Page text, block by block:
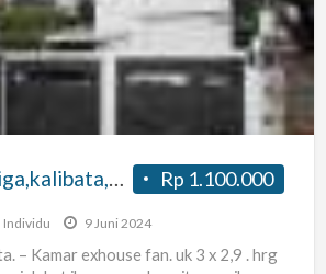
Rp 1.100.000
Kost Duren tiga,kalibata,Buncit, pejaten
Individu 9 Juni 2024
– Kamar exhouse fan. uk 3 x 2,9 . hrg